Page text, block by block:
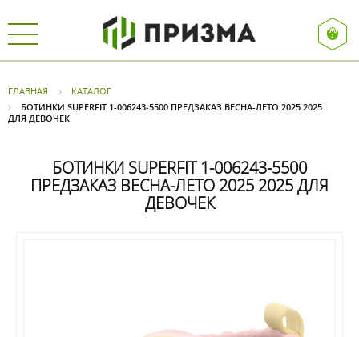
ГЛАВНАЯ
КАТАЛОГ
БОТИНКИ SUPERFIT 1-006243-5500 ПРЕДЗАКАЗ ВЕСНА-ЛЕТО 2025 2025
ДЛЯ ДЕВОЧЕК
БОТИНКИ SUPERFIT 1-006243-5500
ПРЕДЗАКАЗ ВЕСНА-ЛЕТО 2025 2025 ДЛЯ
ДЕВОЧЕК